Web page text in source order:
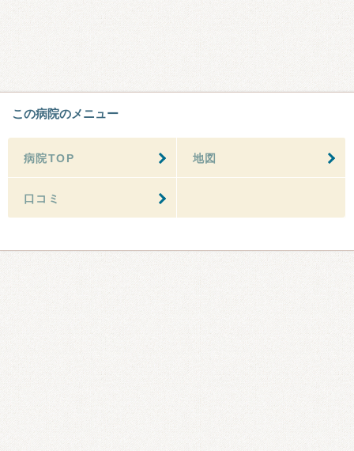
この病院のメニュー
病院TOP 地図
口コミ